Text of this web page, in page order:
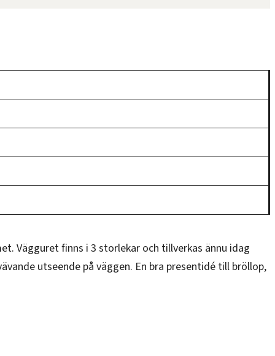
Vägguret finns i 3 storlekar och tillverkas ännu idag
utseende på väggen. En bra presentidé till bröllop,